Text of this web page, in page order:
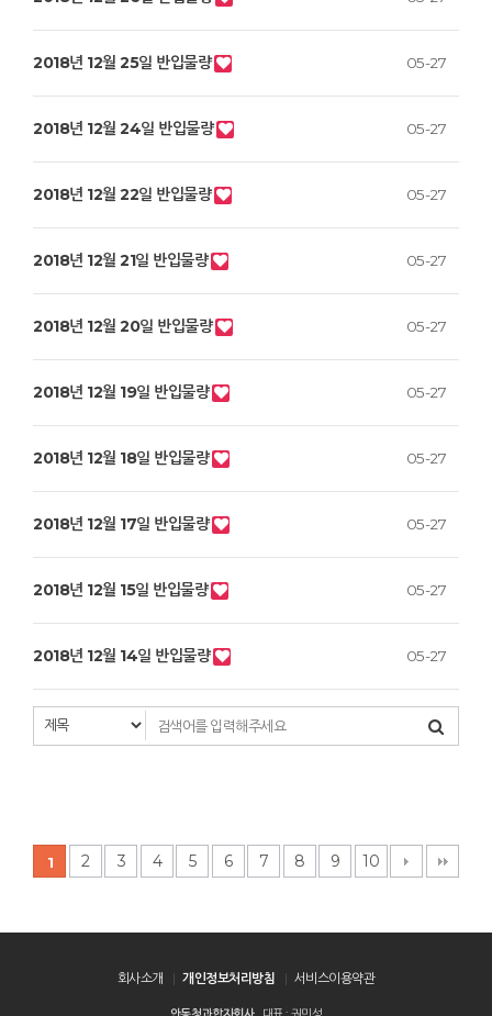
2018년 12월 25일 반입물량 05-27
2018년 12월 24일 반입물량 05-27
2018년 12월 22일 반입물량 05-27
2018년 12월 21일 반입물량 05-27
2018년 12월 20일 반입물량 05-27
2018년 12월 19일 반입물량 05-27
2018년 12월 18일 반입물량 05-27
2018년 12월 17일 반입물량 05-27
2018년 12월 15일 반입물량 05-27
2018년 12월 14일 반입물량 05-27
1 2 3 4 5 6 7 8 9 10
회사소개 개인정보처리방침 서비스이용약관